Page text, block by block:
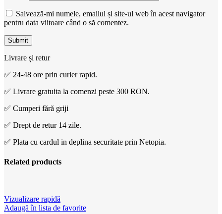
Salvează-mi numele, emailul și site-ul web în acest navigator
pentru data viitoare când o să comentez.
Livrare și retur
✅ 24-48 ore prin curier rapid.
✅ Livrare gratuita la comenzi peste 300 RON.
✅ Cumperi fără griji
✅ Drept de retur 14 zile.
✅ Plata cu cardul in deplina securitate prin Netopia.
Related products
Vizualizare rapidă
Adaugă în lista de favorite